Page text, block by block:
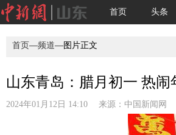
首页 头条
首页—频道—图片正文
山东青岛：腊月初一 热闹
2024年01月12日 14:10 来源： 中国新闻网